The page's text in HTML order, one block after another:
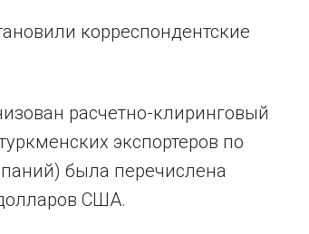
корреспондентские
расчетно-клиринговый
экспортеров по
была перечислена
США.